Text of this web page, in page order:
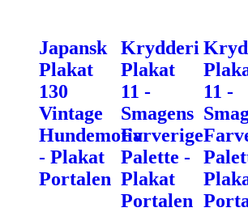
Japansk
Plakat
130
Vintage
Hundemotiv
- Plakat
Portalen
Krydderi
Plakat
11 -
Smagens
Farverige
Palette -
Plakat
Portalen
11 -